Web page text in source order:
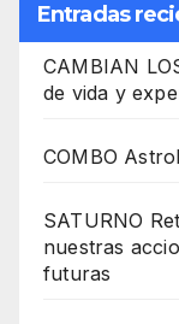
Entradas
CAMBIAN
de vida y
COMBO
SATURNO
nuestras
futuras